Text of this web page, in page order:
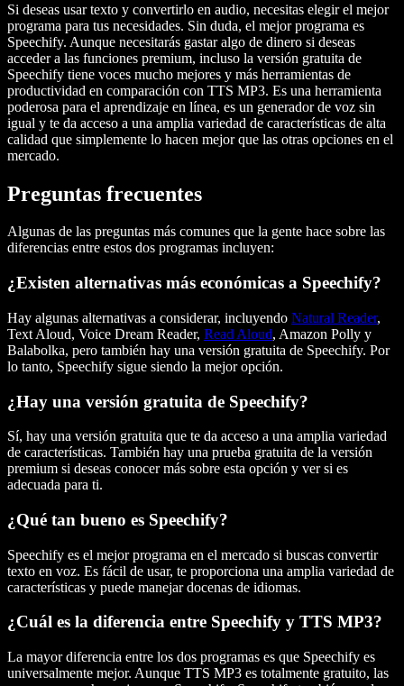
Si deseas usar texto y convertirlo en audio, necesitas elegir el mejor
programa para tus necesidades. Sin duda, el mejor programa es
Speechify. Aunque necesitarás gastar algo de dinero si deseas
acceder a las funciones premium, incluso la versión gratuita de
Speechify tiene voces mucho mejores y más herramientas de
productividad en comparación con TTS MP3. Es una herramienta
poderosa para el aprendizaje en línea, es un generador de voz sin
igual y te da acceso a una amplia variedad de características de alta
calidad que simplemente lo hacen mejor que las otras opciones en el
mercado.
Preguntas frecuentes
Algunas de las preguntas más comunes que la gente hace sobre las
diferencias entre estos dos programas incluyen:
¿Existen alternativas más económicas a Speechify?
Hay algunas alternativas a considerar, incluyendo Natural Reader,
Text Aloud, Voice Dream Reader, Read Aloud, Amazon Polly y
Balabolka, pero también hay una versión gratuita de Speechify. Por
lo tanto, Speechify sigue siendo la mejor opción.
¿Hay una versión gratuita de Speechify?
Sí, hay una versión gratuita que te da acceso a una amplia variedad
de características. También hay una prueba gratuita de la versión
premium si deseas conocer más sobre esta opción y ver si es
adecuada para ti.
¿Qué tan bueno es Speechify?
Speechify es el mejor programa en el mercado si buscas convertir
texto en voz. Es fácil de usar, te proporciona una amplia variedad de
características y puede manejar docenas de idiomas.
¿Cuál es la diferencia entre Speechify y TTS MP3?
La mayor diferencia entre los dos programas es que Speechify es
universalmente mejor. Aunque TTS MP3 es totalmente gratuito, las